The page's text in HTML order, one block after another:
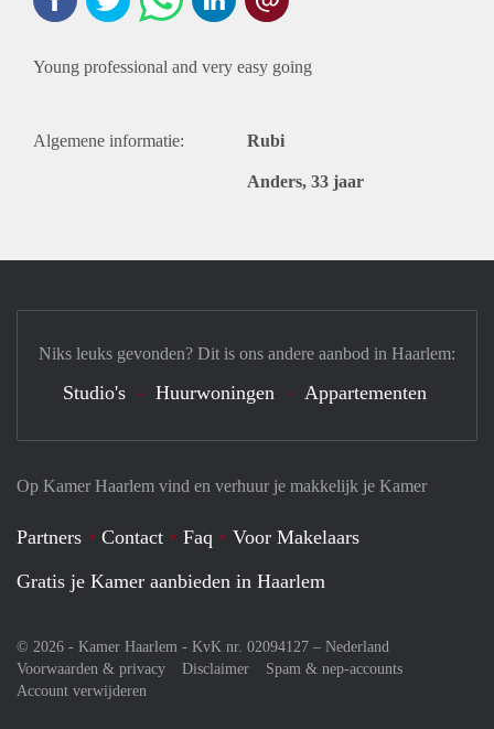
Young professional and very easy going
Algemene informatie: Rubi
Anders, 33 jaar
Op Kamer Haarlem vind en verhuur je makkelijk je Kamer
Partners Contact Faq
Voor Makelaars
Gratis je Kamer aanbieden in Haarlem
© 2026 - Kamer Haarlem - KvK nr. 02094127 – Nederland
Voorwaarden & privacy
Disclaimer
Spam & nep-accounts
Account verwijderen
Niks leuks gevonden? Dit is ons andere aanbod in Haarlem:
Studio's Huurwoningen Appartementen